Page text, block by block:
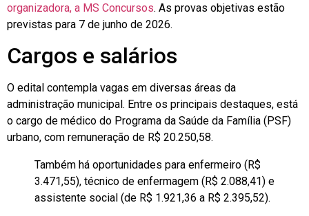
organizadora, a MS Concursos. As provas objetivas estão
previstas para 7 de junho de 2026.
Cargos e salários
O edital contempla vagas em diversas áreas da
administração municipal. Entre os principais destaques, está
o cargo de médico do Programa da Saúde da Família (PSF)
urbano, com remuneração de R$ 20.250,58.
Também há oportunidades para enfermeiro (R$
3.471,55), técnico de enfermagem (R$ 2.088,41) e
assistente social (de R$ 1.921,36 a R$ 2.395,52).